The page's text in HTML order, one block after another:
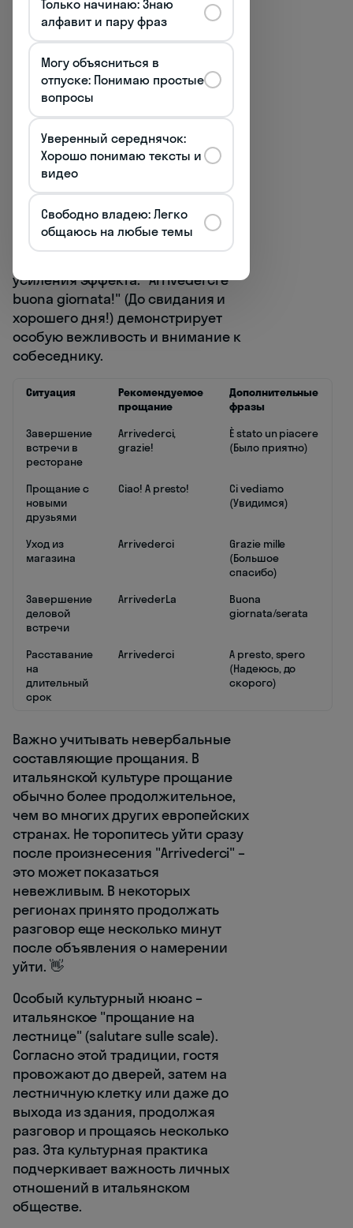
встретиться позже в тот же
день.
Buona giornata[буона
джорната] – "хорошего дня",
прощание в первой половине
дня.
Buona serata[буона сэрата] –
"хорошего вечера",
Итальянцы часто комбинируют
усиления эффекта: "Arrivederci e
buona giornata!" (До свидания и
хорошего дня!) демонстрирует
особую вежливость и внимание к
собеседнику.
Ситуация
Рекомендуемое
прощание
Дополнительные
фразы
Завершение
встречи в
ресторане
Arrivederci,
grazie!
È stato un piacere
(Было приятно)
Прощание с
новыми
друзьями
Ciao! A presto!
Ci vediamo
(Увидимся)
Уход из
магазина
Arrivederci
Grazie mille
(Большое
спасибо)
Завершение
деловой
встречи
ArrivederLa
Buona
giornata/serata
Расставание
на
длительный
срок
Arrivederci
A presto, spero
(Надеюсь, до
скорого)
Важно учитывать невербальные
составляющие прощания. В
итальянской культуре прощание
обычно более продолжительное,
чем во многих других европейских
странах. Не торопитесь уйти сразу
после произнесения "Arrivederci" –
это может показаться
невежливым. В некоторых
регионах принято продолжать
разговор еще несколько минут
после объявления о намерении
уйти. 👋
Особый культурный нюанс –
итальянское "прощание на
лестнице" (salutare sulle scale).
Согласно этой традиции, гостя
провожают до дверей, затем на
лестничную клетку или даже до
выхода из здания, продолжая
разговор и прощаясь несколько
раз. Эта культурная практика
подчеркивает важность личных
отношений в итальянском
обществе.
Только начинаю: Знаю
алфавит и пару фраз
Могу объясниться в
отпуске: Понимаю простые
вопросы
Уверенный середнячок:
Хорошо понимаю тексты и
видео
Свободно владею: Легко
общаюсь на любые темы